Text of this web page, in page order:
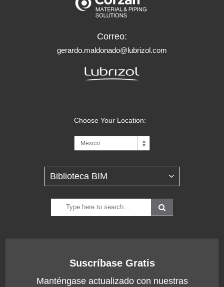
Correo:
gerardo.maldonado@lubrizol.com
Choose Your Location:
Suscríbase Gratis
Manténgase actualizado con nuestras